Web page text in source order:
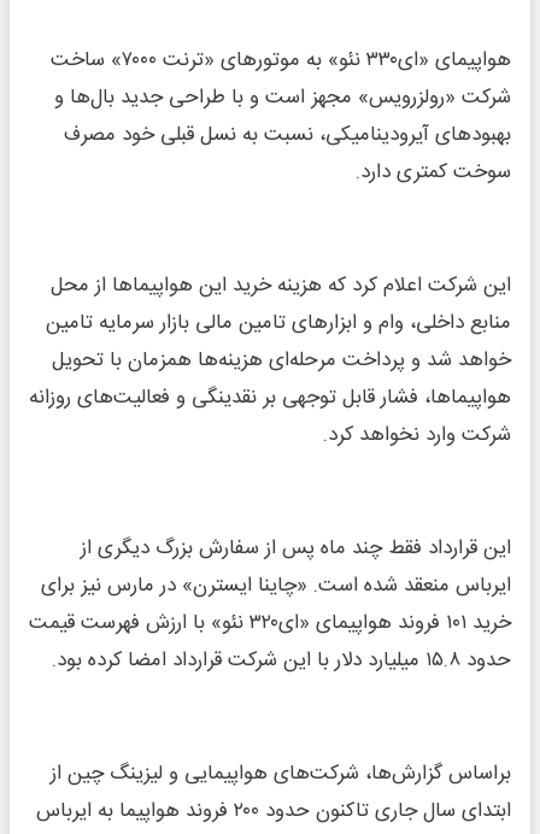
هواپیمای «ای۳۳۰ نئو» به موتورهای «ترنت ۷۰۰۰» ساخت
شرکت «رولزرویس» مجهز است و با طراحی جدید بال‌ها و
بهبودهای آیرودینامیکی، نسبت به نسل قبلی خود مصرف
سوخت کمتری دارد.
این شرکت اعلام کرد که هزینه خرید این هواپیماها از محل
منابع داخلی، وام و ابزارهای تامین مالی بازار سرمایه تامین
خواهد شد و پرداخت مرحله‌ای هزینه‌ها همزمان با تحویل
هواپیماها، فشار قابل‌ توجهی بر نقدینگی و فعالیت‌های روزانه
شرکت وارد نخواهد کرد.
این قرارداد فقط چند ماه پس از سفارش بزرگ دیگری از
ایرباس منعقد شده است. «چاینا ایسترن» در مارس نیز برای
خرید ۱۰۱ فروند هواپیمای «ای۳۲۰ نئو» با ارزش فهرست قیمت
حدود ۱۵.۸ میلیارد دلار با این شرکت قرارداد امضا کرده بود.
براساس گزارش‌ها، شرکت‌های هواپیمایی و لیزینگ چین از
ابتدای سال جاری تاکنون حدود ۲۰۰ فروند هواپیما به ایرباس